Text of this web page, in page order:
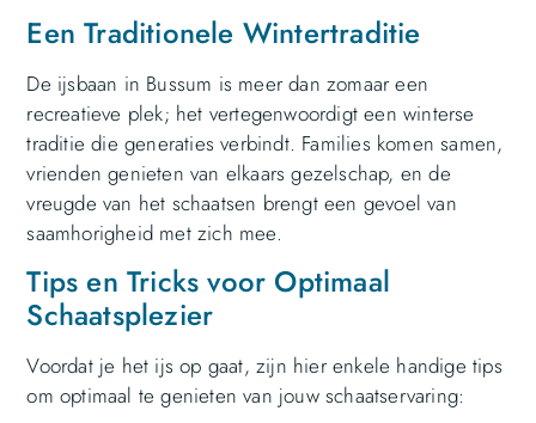
Een Traditionele Wintertraditie
De ijsbaan in Bussum is meer dan zomaar een
recreatieve plek; het vertegenwoordigt een winterse
traditie die generaties verbindt. Families komen samen,
vrienden genieten van elkaars gezelschap, en de
vreugde van het schaatsen brengt een gevoel van
saamhorigheid met zich mee.
Tips en Tricks voor Optimaal
Schaatsplezier
Voordat je het ijs op gaat, zijn hier enkele handige tips
om optimaal te genieten van jouw schaatservaring: